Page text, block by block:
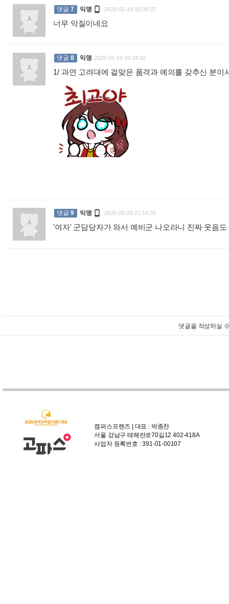
댓글 7 익명  2025-05-19 00:39:37
너무 악질이네요
댓글 8 익명 2025-05-19 10:34:02
1/ 과연 고려대에 걸맞은 품격과 예의를 갖추신 분이
댓글 9 익명  2025-05-20 21:14:26
'여자' 군담당자가 와서 예비군 나오라니 진짜 웃음
댓글을 작성하실
캠퍼스프렌즈 | 대표 : 박종찬
서울 강남구 테헤란로70길12 402-418A
사업자 등록번호 : 391-01-00107